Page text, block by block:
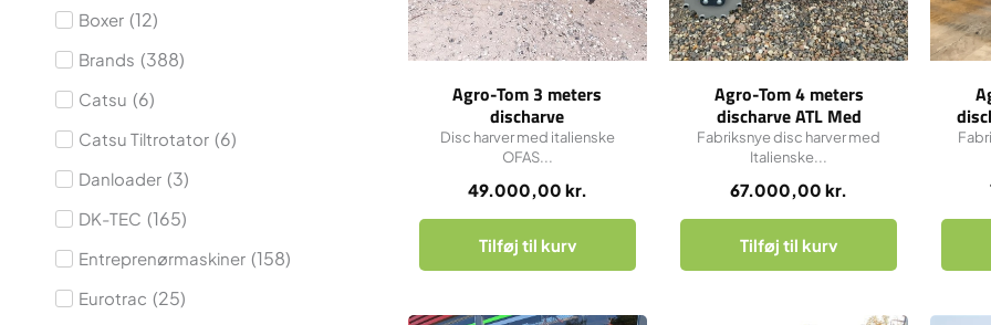
Boxer (12)
Brands (388)
Catsu (6)
Catsu Tiltrotator​ (6)
Danloader (3)
DK-TEC (165)
Entreprenørmaskiner (158)
Eurotrac (25)
Agro-Tom 3 meters
discharve
49.000,00 kr.
Disc harver med italienske
OFAS...
Tilføj til kurv
Agro-Tom 4 meters
discharve ATL Med
rørpakkevalse
67.000,00kr.
Fabriksnye disc harver med
Italienske...
Tilføj til kurv